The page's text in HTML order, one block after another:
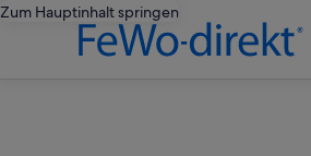
Zum Hauptinhalt springen